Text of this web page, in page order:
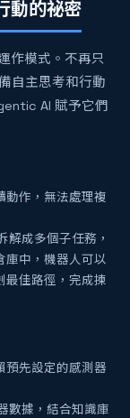
動的祕密
作模式。不再只
自主思考和行動
AI 賦予它們
動作，無法處理複
解成多個子任務，
庫中，機器人可以
最佳路徑，完成揀
預先設定的感測器
數據，結合知識庫